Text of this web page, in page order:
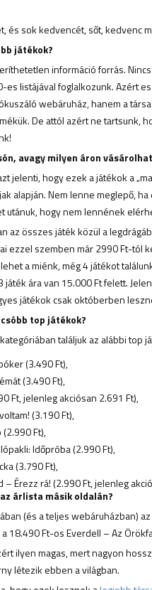
és sok kedvencét, sőt, kedvenc
játékok?
információ forrás.
es listájával foglalkozunk. Azért
webáruház, hanem a
De attól azért ne tartsunk,
avagy milyen áron
jelenti, hogy ezek a játékok a
alapján. Nem lenne meglepő,
utánuk, hogy nem lennének
az összes játék közül a
ezzel szemben már 2990 Ft-tól
a miénk, még 4 játékot
játék ára van 15.000 Ft felett.
játékok csak októberben
top játékok?
találjuk az alábbi top
(3.490 Ft),
(3.490 Ft),
Ft, jelenleg akciósan 2.691 Ft),
(3.190 Ft),
(2.990 Ft),
Időpróba (2.990 Ft),
(3.790 Ft),
– Érezz rá! (2.990 Ft, jelenleg
árlista másik oldalán?
(és a teljes webáruházban)
18.490 Ft-os Everdell – Az
ilyen magas, mert nagyon
létezik ebben a világban.